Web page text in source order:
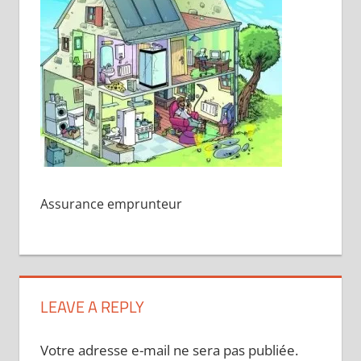
Assurance emprunteur
LEAVE A REPLY
Votre adresse e-mail ne sera pas publiée.